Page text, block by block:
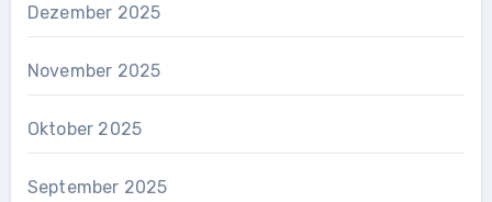
Dezember 2025
November 2025
Oktober 2025
September 2025